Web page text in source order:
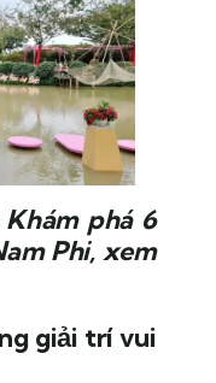
phá 6
Phi, xem
giải trí vui